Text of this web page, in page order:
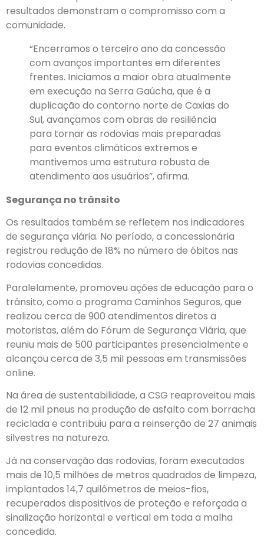
resultados demonstram o compromisso com a
comunidade.
“Encerramos o terceiro ano da concessão
com avanços importantes em diferentes
frentes. Iniciamos a maior obra atualmente
em execução na Serra Gaúcha, que é a
duplicação do contorno norte de Caxias do
Sul, avançamos com obras de resiliência
para tornar as rodovias mais preparadas
para eventos climáticos extremos e
mantivemos uma estrutura robusta de
atendimento aos usuários”, afirma.
Segurança no trânsito
Os resultados também se refletem nos indicadores
de segurança viária. No período, a concessionária
registrou redução de 18% no número de óbitos nas
rodovias concedidas.
Paralelamente, promoveu ações de educação para o
trânsito, como o programa Caminhos Seguros, que
realizou cerca de 900 atendimentos diretos a
motoristas, além do Fórum de Segurança Viária, que
reuniu mais de 500 participantes presencialmente e
alcançou cerca de 3,5 mil pessoas em transmissões
online.
Na área de sustentabilidade, a CSG reaproveitou mais
de 12 mil pneus na produção de asfalto com borracha
reciclada e contribuiu para a reinserção de 27 animais
silvestres na natureza.
Já na conservação das rodovias, foram executados
mais de 10,5 milhões de metros quadrados de limpeza,
implantados 14,7 quilômetros de meios-fios,
recuperados dispositivos de proteção e reforçada a
sinalização horizontal e vertical em toda a malha
concedida.